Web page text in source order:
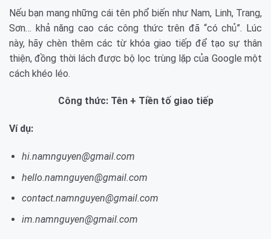
Nếu bạn mang những cái tên phổ biến như Nam, Linh, Trang,
Sơn… khả năng cao các công thức trên đã “có chủ”. Lúc
này, hãy chèn thêm các từ khóa giao tiếp để tạo sự thân
thiện, đồng thời lách được bộ lọc trùng lặp của Google một
cách khéo léo.
Công thức: Tên + Tiền tố giao tiếp
Ví dụ:
hi.namnguyen@gmail.com
hello.namnguyen@gmail.com
contact.namnguyen@gmail.com
im.namnguyen@gmail.com